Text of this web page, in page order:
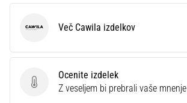
Ocenite izdelek
Ocenite izdelek
Z veseljem bi prebrali vaše mnenje
Cawila Več Cawila izdelkov